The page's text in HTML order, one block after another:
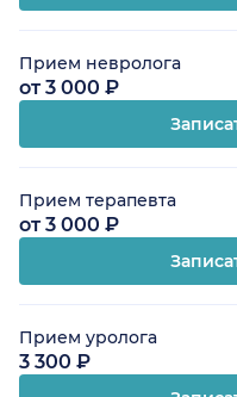
Прием невролога
от 3 000 ₽
Прием терапевта
от 3 000 ₽
Прием уролога
3 300 ₽